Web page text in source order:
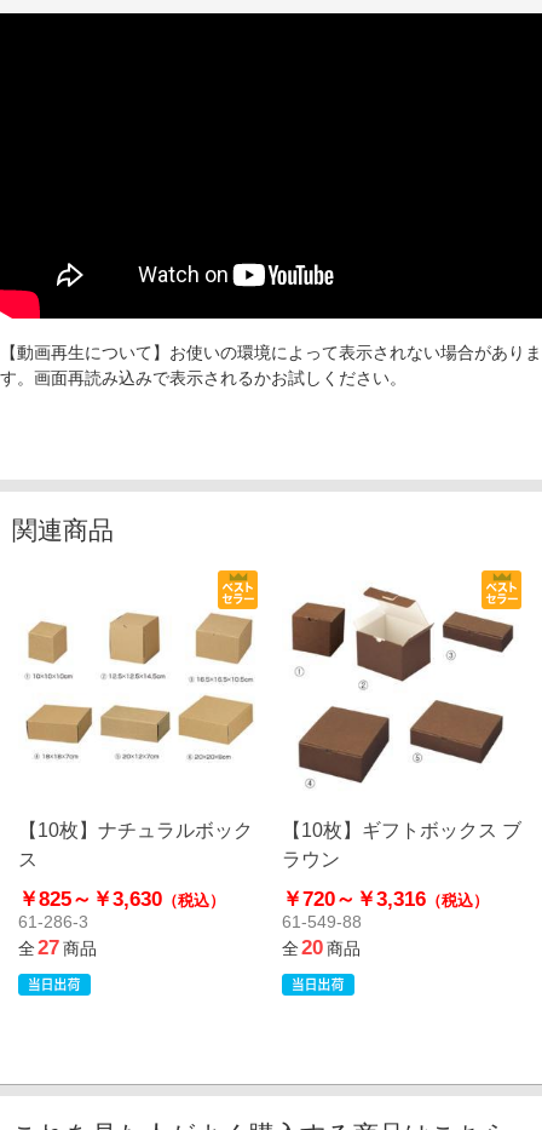
【動画再生について】お使いの環境によって表示されない場合がありま
す。画面再読み込みで表示されるかお試しください。
関連商品
【10枚】ナチュラルボック
ス
￥825～ ￥3,630 （税込）
61-286-3
全27商品
【10枚】ギフトボックス ブ
ラウン
￥720～ ￥3,316 （税込）
61-549-88
全20商品